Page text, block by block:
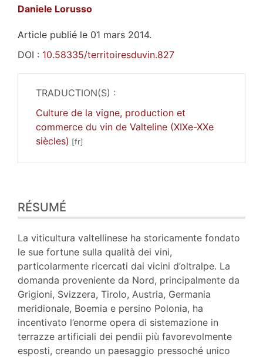
Daniele Lorusso
Article publié le 01 mars 2014.
DOI : 10.58335/territoiresduvin.827
TRADUCTION(S) :
Culture de la vigne, production et
commerce du vin de Valteline (XIXe-XXe
siècles)
Plan
Texte
Bibliographie
Notes
Illustrations
Citer cet article
Auteur
RÉSUMÉ
La viticultura valtellinese ha storicamente fondato
le sue fortune sulla qualità dei vini,
particolarmente ricercati dai vicini d’oltralpe. La
domanda proveniente da Nord, principalmente da
Grigioni, Svizzera, Tirolo, Austria, Germania
meridionale, Boemia e persino Polonia, ha
incentivato l’enorme opera di sistemazione in
terrazze artificiali dei pendii più favorevolmente
esposti, creando un paesaggio pressoché unico